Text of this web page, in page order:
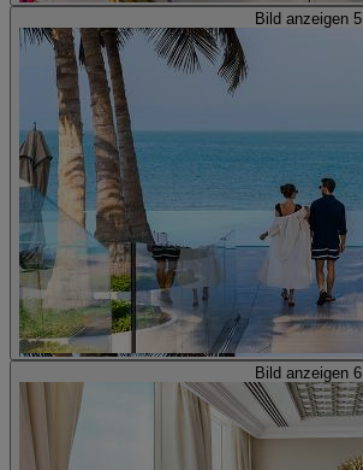
Bild anzeigen 5
Bild anzeigen 6